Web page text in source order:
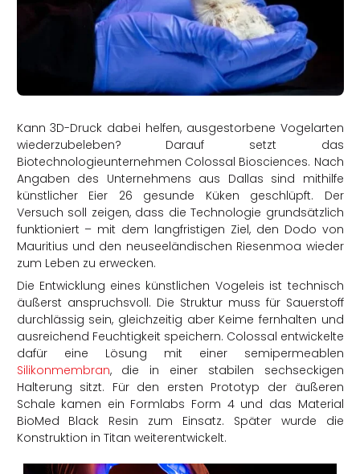
Kann 3D-Druck dabei helfen, ausgestorbene Vogelarten
wiederzubeleben? Darauf setzt das
Biotechnologieunternehmen Colossal Biosciences. Nach
Angaben des Unternehmens aus Dallas sind mithilfe
künstlicher Eier 26 gesunde Küken geschlüpft. Der
Versuch soll zeigen, dass die Technologie grundsätzlich
funktioniert – mit dem langfristigen Ziel, den Dodo von
Mauritius und den neuseeländischen Riesenmoa wieder
zum Leben zu erwecken.
Die Entwicklung eines künstlichen Vogeleis ist technisch
äußerst anspruchsvoll. Die Struktur muss für Sauerstoff
durchlässig sein, gleichzeitig aber Keime fernhalten und
ausreichend Feuchtigkeit speichern. Colossal entwickelte
dafür eine Lösung mit einer semipermeablen
Silikonmembran, die in einer stabilen sechseckigen
Halterung sitzt. Für den ersten Prototyp der äußeren
Schale kamen ein Formlabs Form 4 und das Material
BioMed Black Resin zum Einsatz. Später wurde die
Konstruktion in Titan weiterentwickelt.